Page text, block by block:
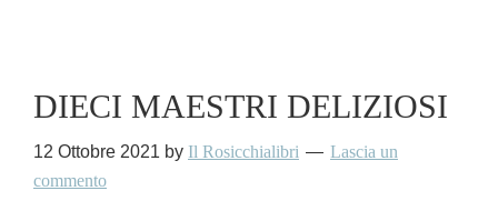
DIECI MAESTRI DELIZIOSI
12 Ottobre 2021 by Il Rosicchialibri
Lascia un
commento